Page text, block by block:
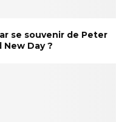
se souvenir de Peter
New Day ?